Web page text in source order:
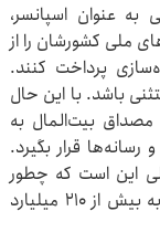
عنوان اسپانسر،
ملی‌ کشورشان را از
پرداخت کنند.
باشد. با این حال
مصداق بیت‌المال به
قرار بگیرد.
این است که چطور
هزینه پرواز ملی‌پوشان به مکزیک با پرواز چارتر به بیش از ۲۱۰ میلیارد